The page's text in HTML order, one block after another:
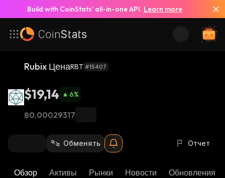
Build with CoinStats’ all-in-one API. Learn more
Rubix ЦенаRBT #15407
$19,14 6%
฿0,00029317
Обменять Отчет
Обзор Активы Рынки Новости Обновления